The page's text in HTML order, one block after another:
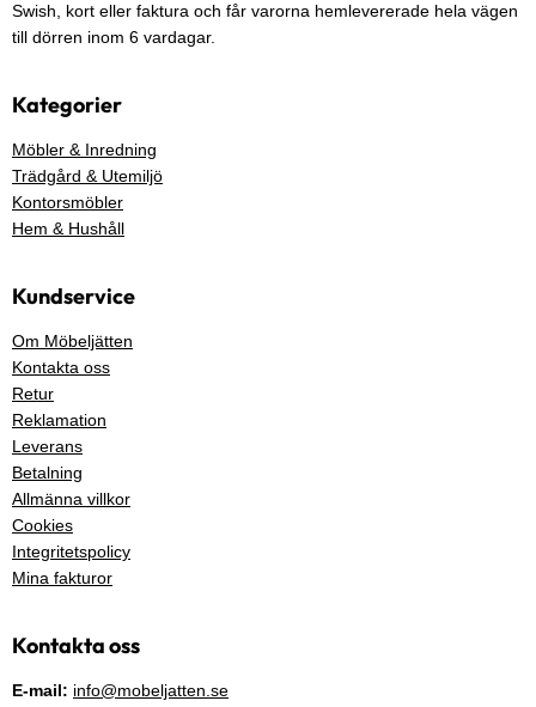
Swish, kort eller faktura och får varorna hemlevererade hela vägen
till dörren inom 6 vardagar.
Kategorier
Möbler & Inredning
Trädgård & Utemiljö
Kontorsmöbler
Hem & Hushåll
Kundservice
Om Möbeljätten
Kontakta oss
Retur
Reklamation
Leverans
Betalning
Allmänna villkor
Cookies
Integritetspolicy
Mina fakturor
Kontakta oss
E-mail: info@mobeljatten.se